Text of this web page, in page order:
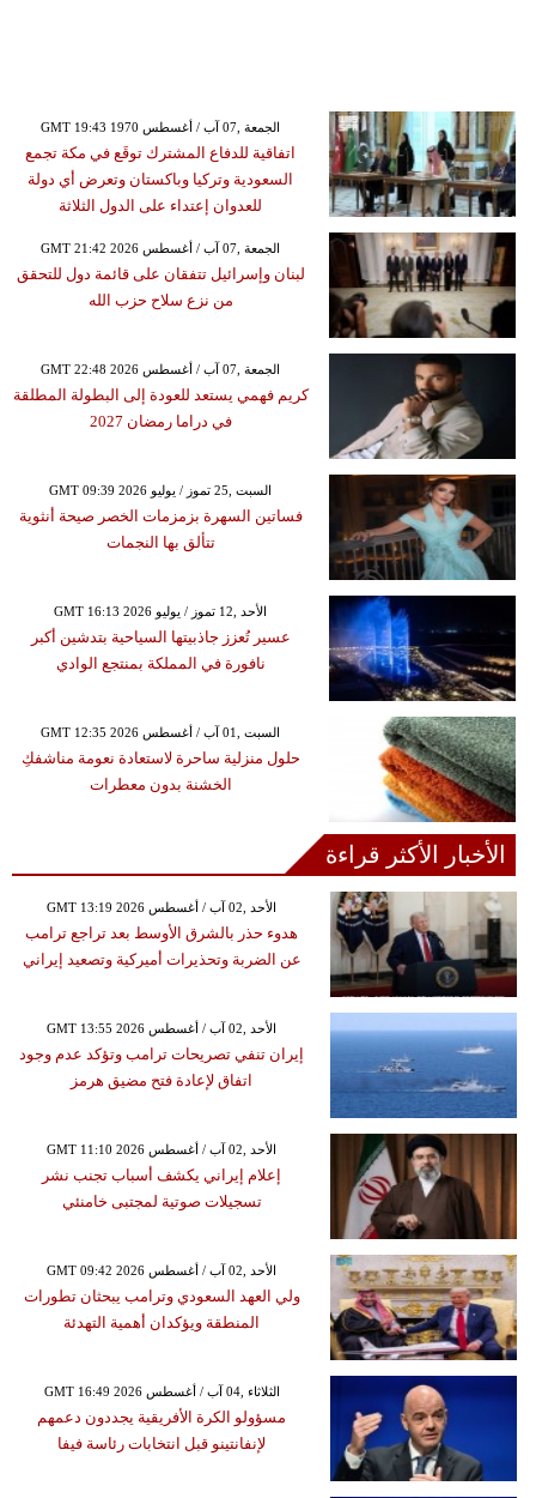
GMT 19:43 1970 الجمعة ,07 آب / أغسطس
اتفاقية للدفاع المشترك توقَع في مكة تجمع
السعودية وتركيا وباكستان وتعرض أي دولة
للعدوان إعتداء على الدول الثلاثة
GMT 21:42 2026 الجمعة ,07 آب / أغسطس
لبنان وإسرائيل تتفقان على قائمة دول للتحقق
من نزع سلاح حزب الله
GMT 22:48 2026 الجمعة ,07 آب / أغسطس
كريم فهمي يستعد للعودة إلى البطولة المطلقة
في دراما رمضان 2027
GMT 09:39 2026 السبت ,25 تموز / يوليو
فساتين السهرة بزمزمات الخصر صيحة أنثوية
تتألق بها النجمات
GMT 16:13 2026 الأحد ,12 تموز / يوليو
عسير تُعزز جاذبيتها السياحية بتدشين أكبر
نافورة في المملكة بمنتجع الوادي
GMT 12:35 2026 السبت ,01 آب / أغسطس
حلول منزلية ساحرة لاستعادة نعومة مناشفكِ
الخشنة بدون معطرات
الأخبار الأكثر قراءة
GMT 13:19 2026 الأحد ,02 آب / أغسطس
هدوء حذر بالشرق الأوسط بعد تراجع ترامب
عن الضربة وتحذيرات أميركية وتصعيد إيراني
GMT 13:55 2026 الأحد ,02 آب / أغسطس
إيران تنفي تصريحات ترامب وتؤكد عدم وجود
اتفاق لإعادة فتح مضيق هرمز
GMT 11:10 2026 الأحد ,02 آب / أغسطس
إعلام إيراني يكشف أسباب تجنب نشر
تسجيلات صوتية لمجتبى خامنئي
GMT 09:42 2026 الأحد ,02 آب / أغسطس
ولي العهد السعودي وترامب يبحثان تطورات
المنطقة ويؤكدان أهمية التهدئة
GMT 16:49 2026 الثلاثاء ,04 آب / أغسطس
مسؤولو الكرة الأفريقية يجددون دعمهم
لإنفانتينو قبل انتخابات رئاسة فيفا